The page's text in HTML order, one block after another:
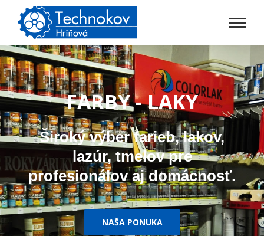
FARBY - LAKY
Široký výber farieb, lakov,
lazúr, tmelov pre
profesionálov aj domácnosť.
NAŠA PONUKA